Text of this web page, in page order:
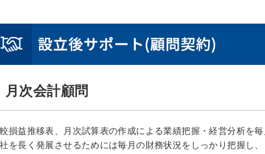
月次会計顧問
損益推移表、月次試算表の作成による業績把握・経営分析を
を長く発展させるためには毎月の財務状況をしっかり把握し、